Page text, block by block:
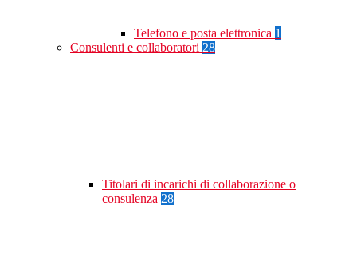
Telefono e posta elettronica 1
Consulenti e collaboratori 28
Titolari di incarichi di collaborazione o
consulenza 28